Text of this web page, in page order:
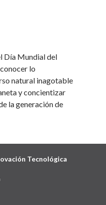
Día Mundial del
lo
natural inagotable
y concientizar
la generación de
Tecnológica